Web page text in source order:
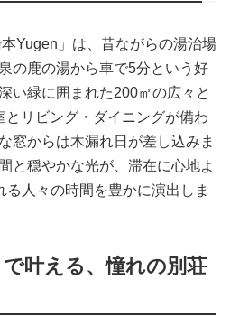
本Yugen」は、昔ながらの湯治場
の鹿の湯から車で5分という好
い緑に囲まれた200㎡の広々と
とリビング・ダイニングが備わ
窓からは木漏れ日が差し込みま
と穏やかな光が、滞在に心地よ
る人々の時間を豊かに演出しま
で叶える、憧れの別荘